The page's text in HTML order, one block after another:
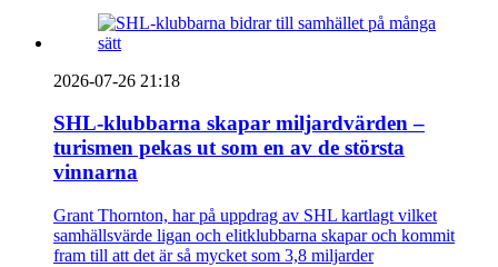
2026-07-26 21:18
SHL-klubbarna skapar miljardvärden –
turismen pekas ut som en av de största
vinnarna
Grant Thornton, har på uppdrag av SHL kartlagt vilket
samhällsvärde ligan och elitklubbarna skapar och kommit
fram till att det är så mycket som 3,8 miljarder